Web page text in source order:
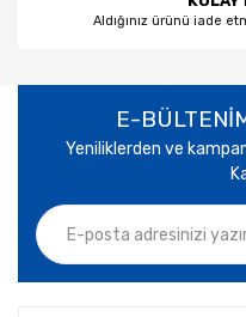
Aldığınız ürünü iade
E-
Yeniliklerden ve